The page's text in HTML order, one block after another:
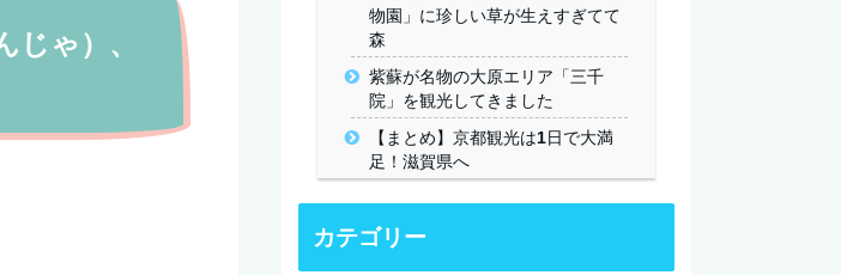
ゃ）、
物園」に珍しい草が生えすぎてて
森
紫蘇が名物の大原エリア「三千
院」を観光してきました
【まとめ】京都観光は1日で大満
足！滋賀県へ
カテゴリー